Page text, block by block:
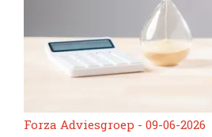
Forza Adviesgroep - 09-06-2026